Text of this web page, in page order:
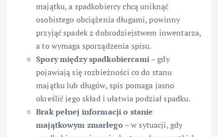
majątku, a spadkobiercy chcą uniknąć
osobistego obciążenia długami, powinny
przyjąć spadek z dobrodziejstwem inwentarza,
a to wymaga sporządzenia spisu.
Spory między spadkobiercami– gdy
pojawiają się rozbieżności co do stanu
majątku lub długów, spis pomaga jasno
określić jego skład i ułatwia podział spadku.
Brak pełnej informacji o stanie
majątkowym zmarłego – w sytuacji, gdy